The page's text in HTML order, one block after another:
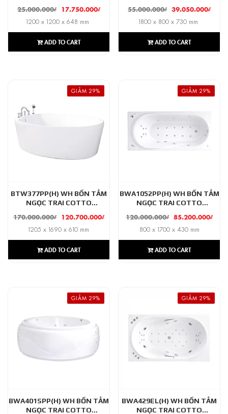
25.000.000₫ 17.750.000₫
1200 x 1200 x 648 mm
ADD TO CART
55.000.000₫ 39.050.000₫
1800 x 800 x 730 mm
ADD TO CART
GIẢM 29%
BTW377PP(H) WH BỒN TẮM
NGỌC TRAI COTTO
170.000.000₫ 120.700.000₫
1205 x 1690 x 610 mm
ADD TO CART
GIẢM 29%
BWA1052PP(H) WH BỒN TẮM
NGỌC TRAI COTTO
120.000.000₫ 85.200.000₫
800 x 1700 x 430 mm
ADD TO CART
GIẢM 29%
BWA401SPP(H) WH BỒN TẮM
NGỌC TRAI COTTO
GIẢM 29%
BWA429EL(H) WH BỒN TẮM
NGỌC TRAI COTTO